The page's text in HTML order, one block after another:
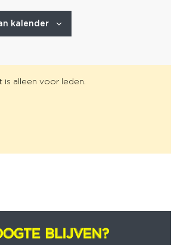
kalender
is alleen voor leden.
BLIJVEN?
BLIJVEN?